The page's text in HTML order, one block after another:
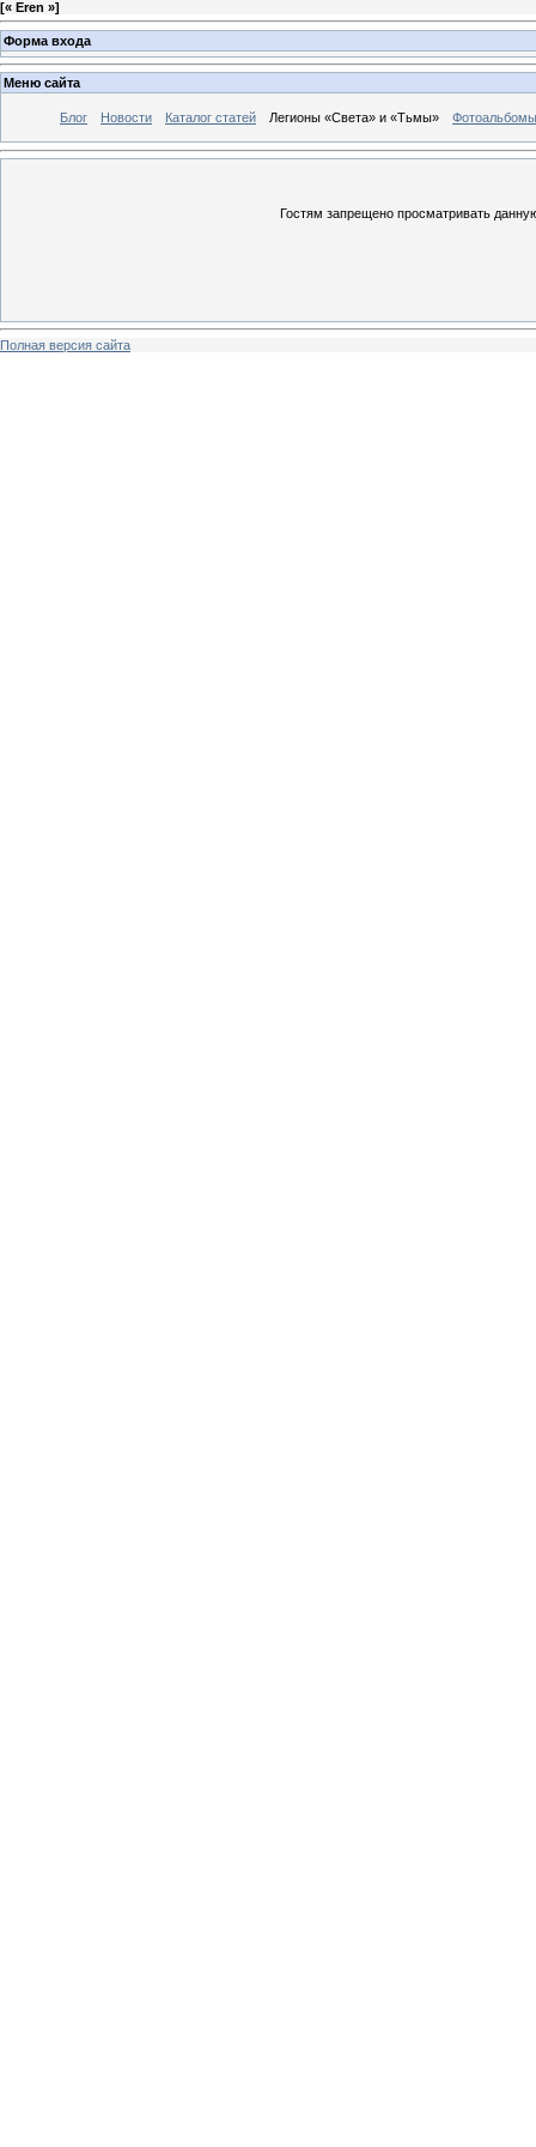
[« Eren »]
Форма входа
Меню сайта
Блог Новости Каталог статей Легионы «Света» и «Тьмы» Фотоальбомы
Гостям запрещено просматривать
Полная версия сайта